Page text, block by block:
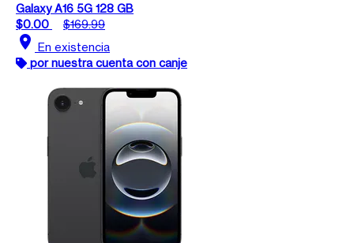
Galaxy A16 5G 128 GB
$0.00
$169.99
location_on En existencia
por nuestra cuenta con canje